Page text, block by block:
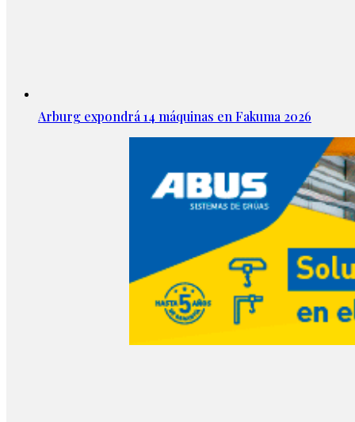
Arburg expondrá 14 máquinas en Fakuma 2026